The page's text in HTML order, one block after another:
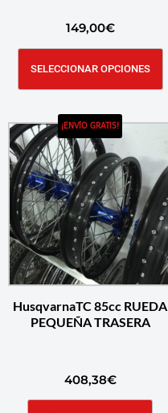
149,00€
SELECCIONAR OPCIONES
¡ENVÍO GRATIS!
HusqvarnaTC 85cc RUEDA
PEQUEÑA TRASERA
408,38€